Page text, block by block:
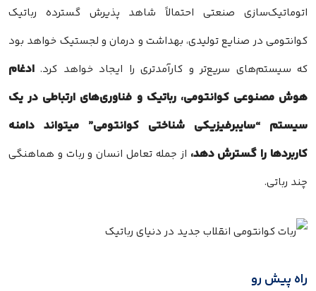
اتوماتیک‌سازی صنعتی احتمالاً شاهد پذیرش گسترده رباتیک
کوانتومی در صنایع تولیدی، بهداشت و درمان و لجستیک خواهد بود
که سیستم‌های سریع‌تر و کارآمدتری را ایجاد خواهد کرد. ادغام
هوش مصنوعی کوانتومی، رباتیک و فناوری‌های ارتباطی در یک
سیستم “سایبرفیزیکی شناختی کوانتومی” میتواند دامنه
کاربردها را گسترش دهد، از جمله تعامل انسان و ربات و هماهنگی
چند رباتی.
راه پیش رو